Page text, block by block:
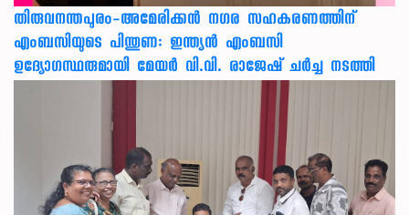
തിരുവനന്തപുരം-അമേരിക്കന്‍ നഗര സഹകരണത്തിന്
എംബസിയുടെ പിന്തുണ: ഇന്ത്യന്‍ എംബസി
ഉദ്യോഗസ്ഥരുമായി മേയര്‍ വി.വി. രാജേഷ് ചര്‍ച്ച നടത്തി